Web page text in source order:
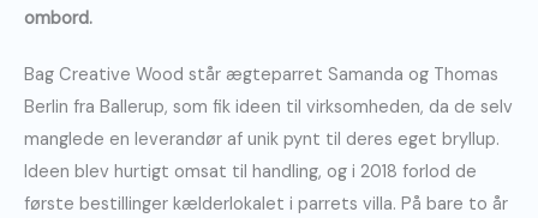
ombord.
Bag Creative Wood står ægteparret Samanda og Thomas
Berlin fra Ballerup, som fik ideen til virksomheden, da de selv
manglede en leverandør af unik pynt til deres eget bryllup.
Ideen blev hurtigt omsat til handling, og i 2018 forlod de
første bestillinger kælderlokalet i parrets villa. På bare to år